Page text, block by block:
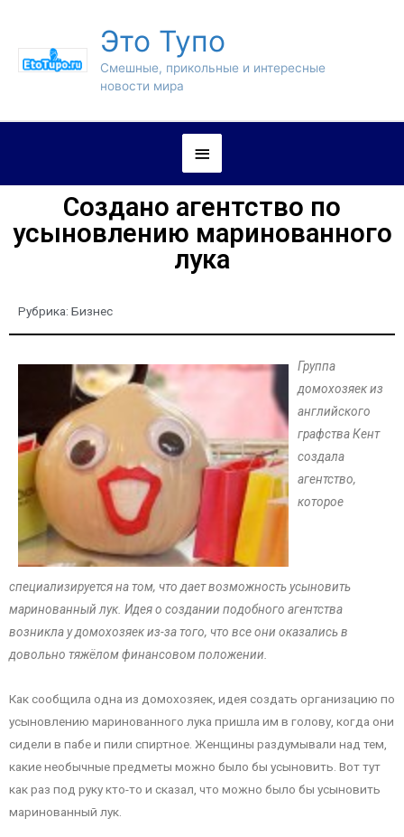
Это Тупо
Смешные, прикольные и интересные
новости мира
Создано агентство по
усыновлению маринованного
лука
Рубрика: Бизнес
Группа
домохозяек из
английского
графства Кент
создала
агентство,
которое
специализируется на том, что дает возможность усыновить
маринованный лук. Идея о создании подобного агентства
возникла у домохозяек из-за того, что все они оказались в
довольно тяжёлом финансовом положении.
Как сообщила одна из домохозяек, идея создать организацию по
усыновлению маринованного лука пришла им в голову, когда они
сидели в пабе и пили спиртное. Женщины раздумывали над тем,
какие необычные предметы можно было бы усыновить. Вот тут
как раз под руку кто-то и сказал, что можно было бы усыновить
маринованный лук.